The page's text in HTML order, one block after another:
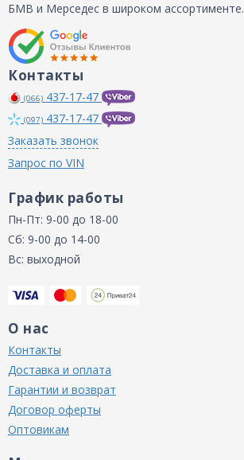
БМВ и Мерседес в широком ассортименте.
Контакты
(066) 437-17-47
(097) 437-17-47
Заказать звонок
Запрос по VIN
График работы
Пн-Пт: 9-00 до 18-00
Сб: 9-00 до 14-00
Вс: выходной
О нас
Контакты
Доставка и оплата
Гарантии и возврат
Договор оферты
Оптовикам